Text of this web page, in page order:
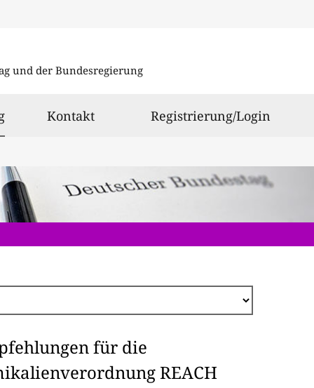
und der Bundesregierung
ausgewählt
Kontakt Registrierung/Login
für die
REACH